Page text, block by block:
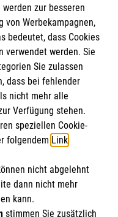
Caritas eG
zur besseren
von Werbekampagnen,
bedeutet, dass Cookies
verwendet werden. Sie
Sie zulassen
dass bei fehlender
nicht mehr alle
Verfügung stehen.
speziellen Cookie-
folgendem Link.
nicht abgelehnt
dann nicht mehr
kann.
stimmen Sie zusätzlich